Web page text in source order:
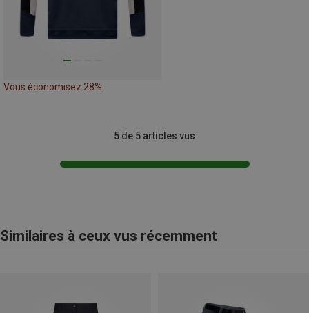
Vous économisez 28%
5 de 5 articles vus
Similaires à ceux vus récemment